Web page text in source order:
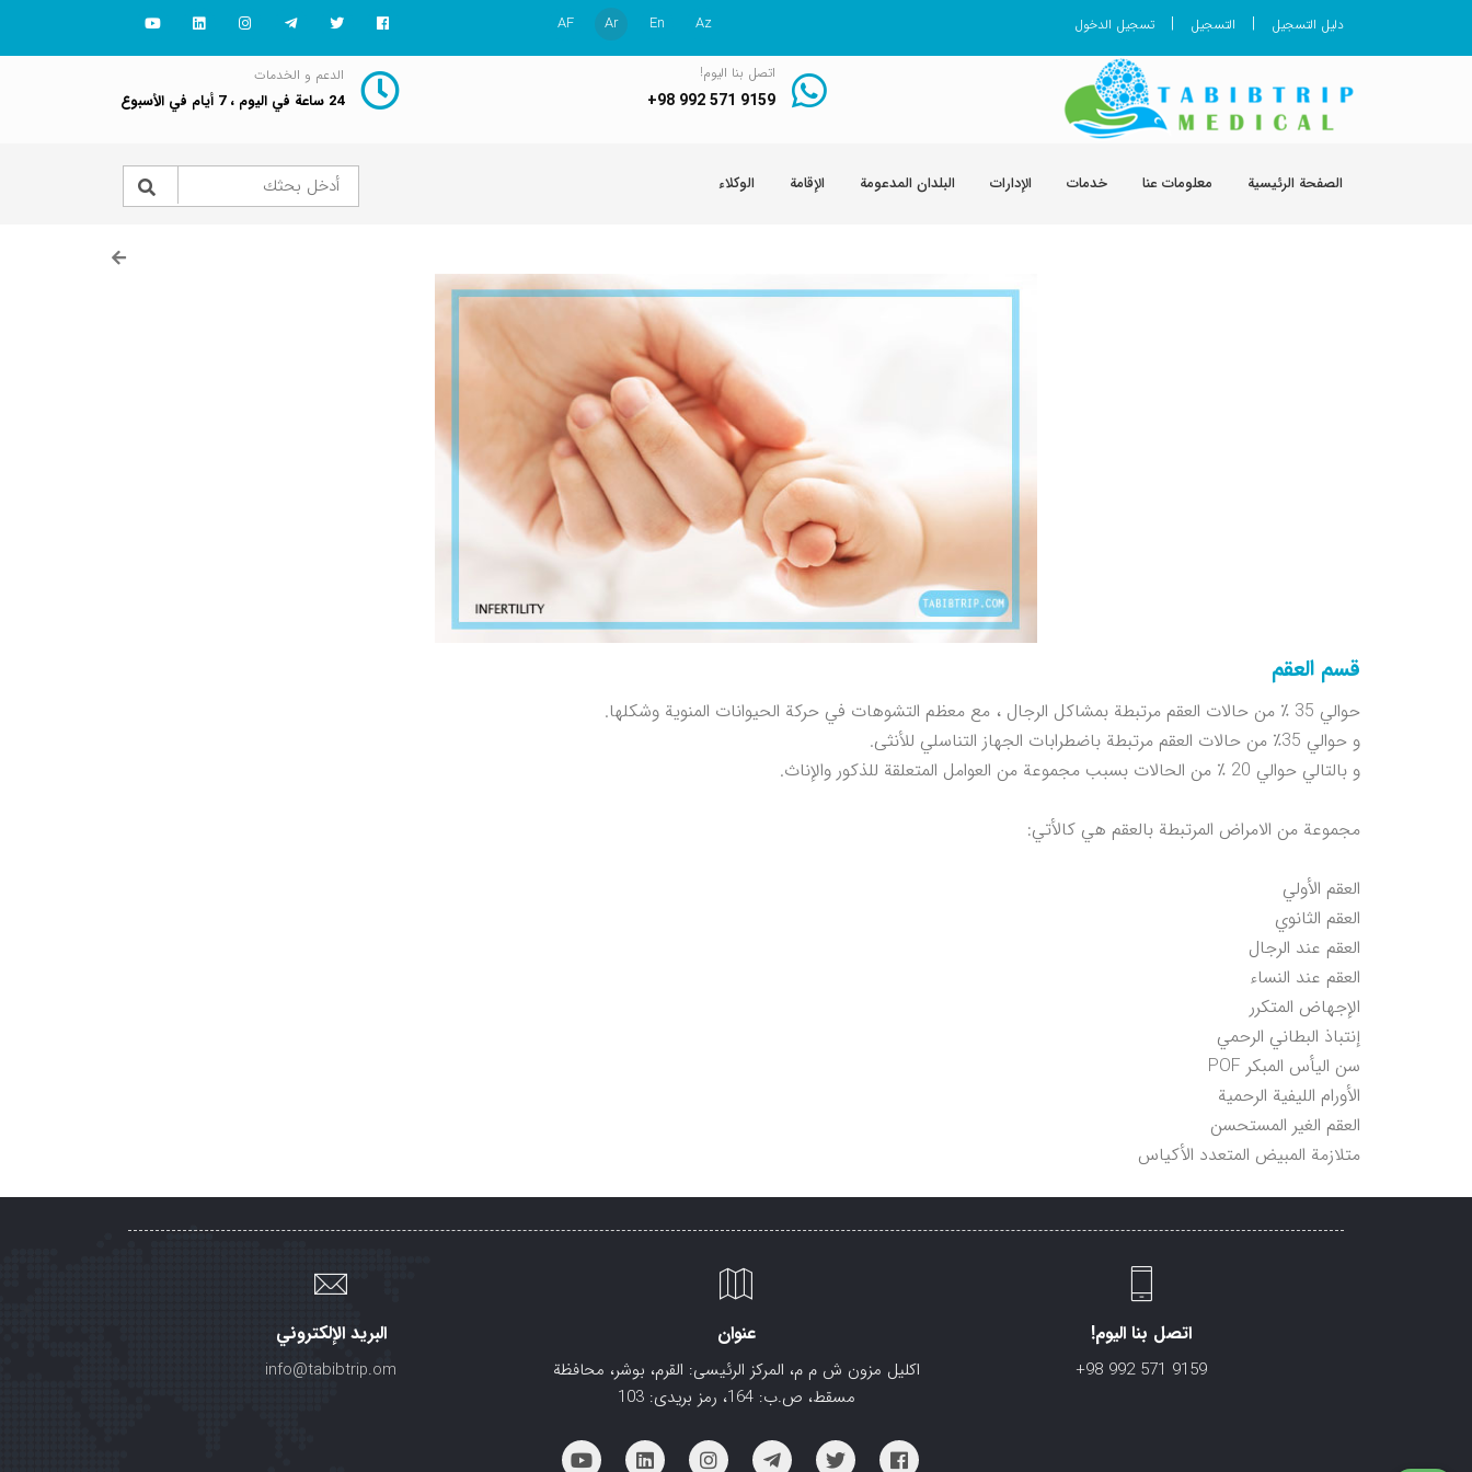
دليل التسجيل | التسجيل | تسجيل الدخول Az
En
Ar
AF
اتصل بنا اليوم!
+98 992 571 9159
الدعم و الخدمات
24 ساعة في اليوم ، 7 أيام في الأسبوع
الصفحة الرئيسية معلومات عنا خدمات الإدارات البلدان المدعومة الإقامة الوكلاء
قسم العقم
حوالي 35 ٪ من حالات العقم مرتبطة بمشاكل الرجال ، مع معظم التشوهات في حركة الحيوانات المنوية وشكلها.
و حوالي 35٪ من حالات العقم مرتبطة باضطرابات الجهاز التناسلي للأنثى.
و بالتالي حوالي 20 ٪ من الحالات بسبب مجموعة من العوامل المتعلقة للذكور والإناث.
مجموعة من الامراض المرتبطة بالعقم هي كالأتي:
العقم الأولي
العقم الثانوي
العقم عند الرجال
العقم عند النساء
الإجهاض المتكرر
إنتباذ البطاني الرحمي
سن اليأس المبكر POF
الأورام الليفية الرحمية
العقم الغير المستحسن
متلازمة المبيض المتعدد الأكياس
اتصل بنا اليوم!
+98 992 571 9159
عنوان
اکلیل مزون ش م م، المرکز الرئیسی: القرم، بوشر، محافظة
مسقط، ص.ب: 164، رمز بریدی: 103
البريد الإلكتروني
info@tabibtrip.om